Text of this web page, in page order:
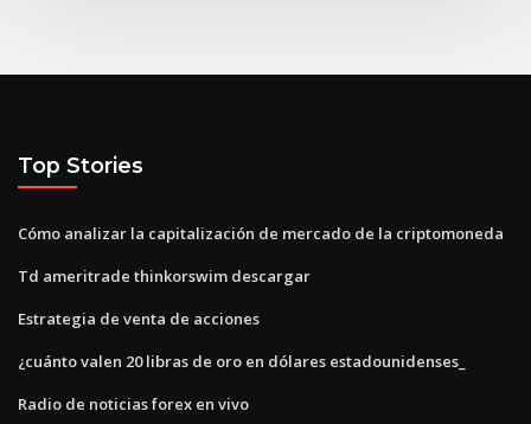
Top Stories
Cómo analizar la capitalización de mercado de la criptomoneda
Td ameritrade thinkorswim descargar
Estrategia de venta de acciones
¿cuánto valen 20 libras de oro en dólares estadounidenses_
Radio de noticias forex en vivo